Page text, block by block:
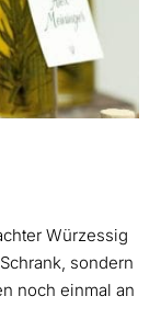
Würzessig
sondern
noch einmal an